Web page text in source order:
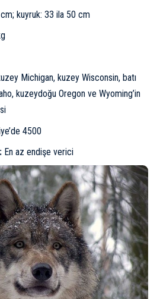
kuyruk: 33 ila 50 cm
Michigan, kuzey Wisconsin, batı
kuzeydoğu Oregon ve Wyoming’in
4500
En az endişe verici